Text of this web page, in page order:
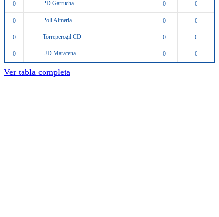
0 PD Garrucha 0 0
0 Poli Almeria 0 0
0 Torreperogil CD 0 0
0 UD Maracena 0 0
Ver tabla completa